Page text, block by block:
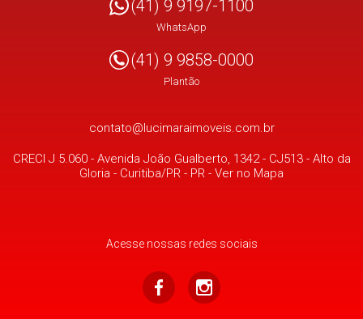
(41) 9 9197-1100
WhatsApp
(41) 9 9858-0000
Plantão
contato@lucimaraimoveis.com.br
CRECI J 5.060 - Avenida João Gualberto, 1342 - CJ513- Alto da
Gloria - Curitiba/PR - PR - Ver no Mapa
Acesse nossas redes sociais